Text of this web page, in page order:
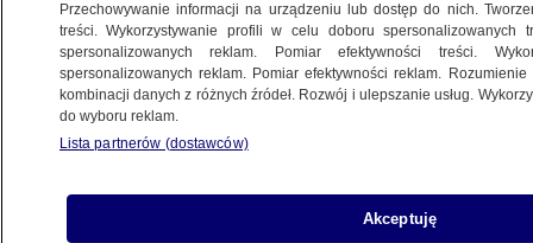
23.04.2021, 14:25
Udostępnij
Przechowywanie informacji na urządzeniu lub dostęp do nich.
treści. Wykorzystywanie profili w celu doboru spersonalizowanych
spersonalizowanych reklam. Pomiar efektywności treści.
spersonalizowanych reklam. Pomiar efektywności reklam.
kombinacji danych z różnych źródeł. Rozwój i ulepszanie usług.
do wyboru reklam.
Lista partnerów (dostawców)
Akceptuję